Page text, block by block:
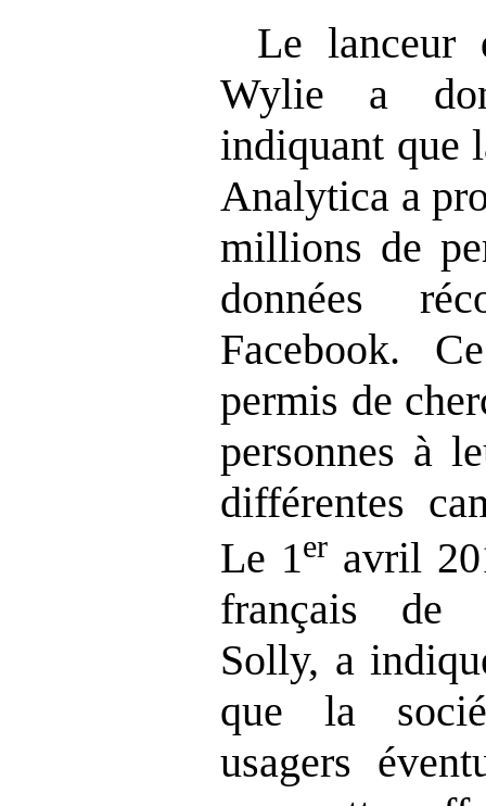
Le lanceur
Wylie a
indiquant que
Analytica a
millions de
données
Facebook.
permis de
personnes à
différentes
Le 1er avril
français de
Solly, a
que la
usagers